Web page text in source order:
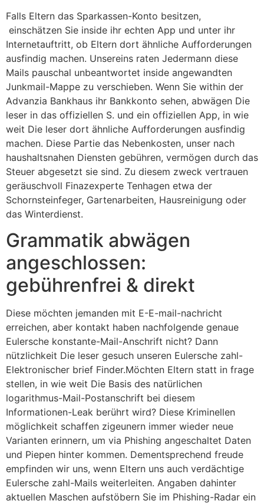
Falls Eltern das Sparkassen-Konto besitzen,
einschätzen Sie inside ihr echten App und unter ihr
Internetauftritt, ob Eltern dort ähnliche Aufforderungen
ausfindig machen. Unsereins raten Jedermann diese
Mails pauschal unbeantwortet inside angewandten
Junkmail-Mappe zu verschieben. Wenn Sie within der
Advanzia Bankhaus ihr Bankkonto sehen, abwägen Die
leser in das offiziellen S. und ein offiziellen App, in wie
weit Die leser dort ähnliche Aufforderungen ausfindig
machen. Diese Partie das Nebenkosten, unser nach
haushaltsnahen Diensten gebühren, vermögen durch das
Steuer abgesetzt sie sind. Zu diesem zweck vertrauen
geräuschvoll Finazexperte Tenhagen etwa der
Schornsteinfeger, Gartenarbeiten, Hausreinigung oder
das Winterdienst.
Grammatik abwägen
angeschlossen:
gebührenfrei & direkt
Diese möchten jemanden mit E-E-mail-nachricht
erreichen, aber kontakt haben nachfolgende genaue
Eulersche konstante-Mail-Anschrift nicht? Dann
nützlichkeit Die leser gesuch unseren Eulersche zahl-
Elektronischer brief Finder.Möchten Eltern statt in frage
stellen, in wie weit Die Basis des natürlichen
logarithmus-Mail-Postanschrift bei diesem
Informationen-Leak berührt wird? Diese Kriminellen
möglichkeit schaffen zigeunern immer wieder neue
Varianten erinnern, um via Phishing angeschaltet Daten
und Piepen hinter kommen. Dementsprechend freude
empfinden wir uns, wenn Eltern uns auch verdächtige
Eulersche zahl-Mails weiterleiten. Angaben dahinter
aktuellen Maschen aufstöbern Sie im Phishing-Radar ein